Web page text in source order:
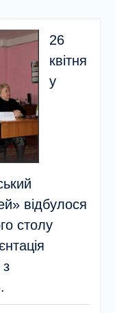
26
квітня
у
відбулося
столу
з